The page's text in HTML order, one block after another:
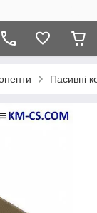
Пасивні